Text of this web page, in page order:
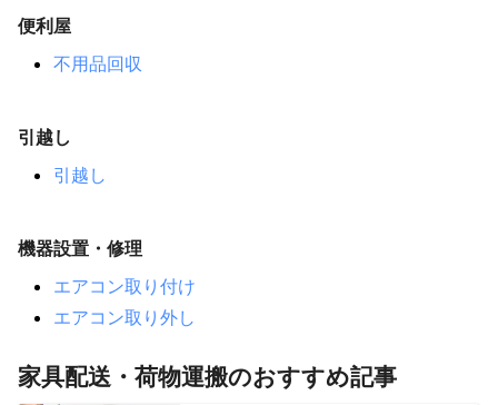
便利屋
不用品回収
引越し
引越し
機器設置・修理
エアコン取り付け
エアコン取り外し
家具配送・荷物運搬のおすすめ記事